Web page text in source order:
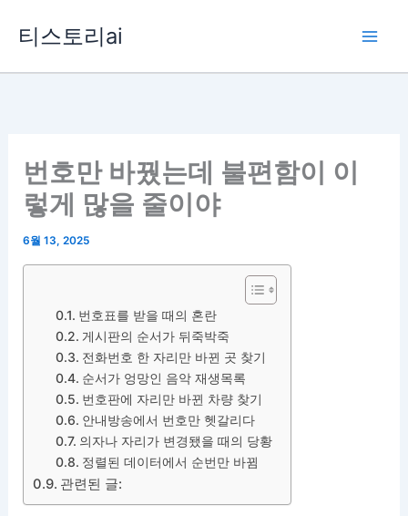
티스토리ai
번호만 바꿨는데 불편함이 이
렇게 많을 줄이야
6월 13, 2025
번호표를 받을 때의 혼란
게시판의 순서가 뒤죽박죽
전화번호 한 자리만 바뀐 곳 찾기
순서가 엉망인 음악 재생목록
번호판에 자리만 바뀐 차량 찾기
안내방송에서 번호만 헷갈리다
의자나 자리가 변경됐을 때의 당황
정렬된 데이터에서 순번만 바뀜
관련된 글: